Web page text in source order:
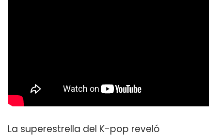
La superestrella del K-pop reveló